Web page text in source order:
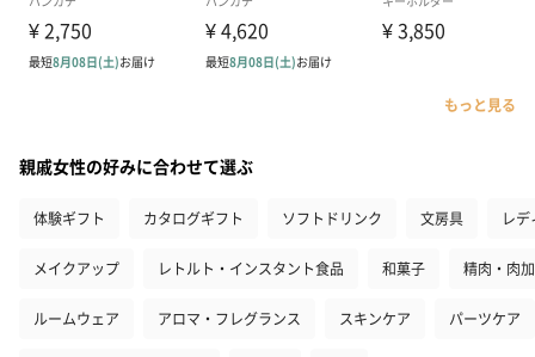
もっと見る
親戚女性の好みに合わせて選ぶ
体験ギフト カタログギフト ソフトドリンク 文房具 レ
メイクアップ レトルト・インスタント食品 和菓子 精肉・肉
ルームウェア アロマ・フレグランス スキンケア パーツケア